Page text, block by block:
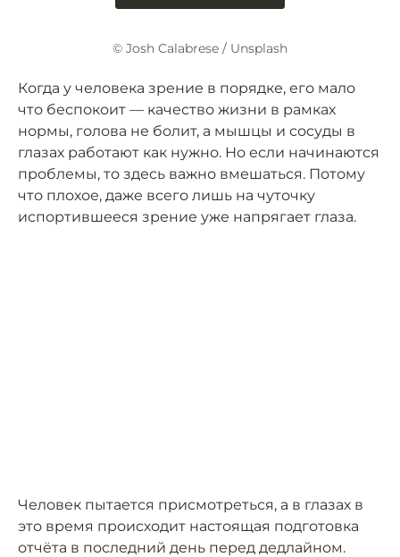
© Josh Calabrese / Unsplash
Когда у человека зрение в порядке, его мало
что беспокоит — качество жизни в рамках
нормы, голова не болит, а мышцы и сосуды в
глазах работают как нужно. Но если начинаются
проблемы, то здесь важно вмешаться. Потому
что плохое, даже всего лишь на чуточку
испортившееся зрение уже напрягает глаза.
Человек пытается присмотреться, а в глазах в
это время происходит настоящая подготовка
отчёта в последний день перед дедлайном.